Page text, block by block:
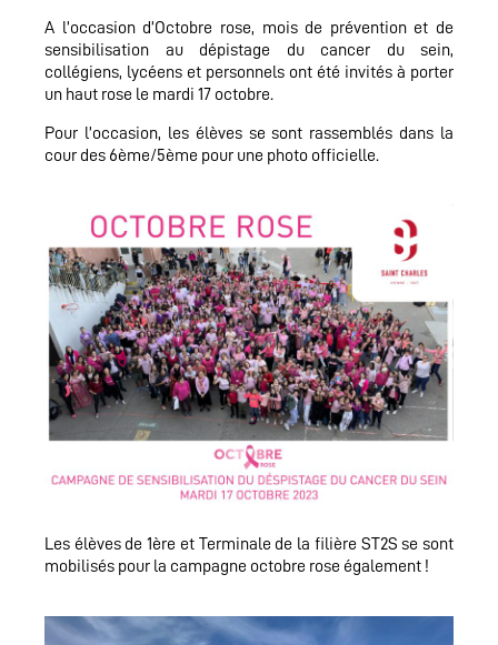
A l’occasion d’Octobre rose, mois de prévention et de
sensibilisation au dépistage du cancer du sein,
collégiens, lycéens et personnels ont été invités à porter
un haut rose le mardi 17 octobre.
Pour l’occasion, les élèves se sont rassemblés dans la
cour des 6ème/5ème pour une photo officielle.
Les élèves de 1ère et Terminale de la filière ST2S se sont
mobilisés pour la campagne octobre rose également !